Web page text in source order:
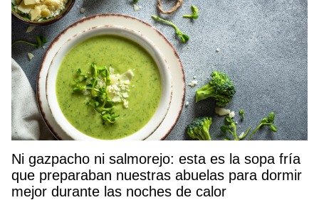
Ni gazpacho ni salmorejo: esta es la sopa fría
que preparaban nuestras abuelas para dormir
mejor durante las noches de calor